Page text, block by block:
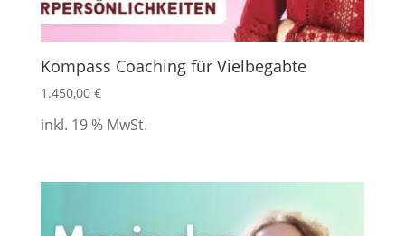
Kompass Coaching für Vielbegabte
1.450,00 €
inkl. 19 % MwSt.